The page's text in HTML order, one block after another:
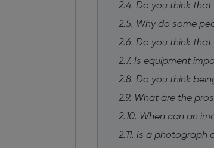
2.4. Do you think
2.5. Why do some
2.6. Do you think
2.7. Is equipment
2.8. Do you think
2.9. What are the
2.10. When can an
2.11. Is a photograph